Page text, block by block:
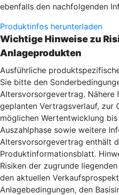
ebenfalls den nachfolgenden
Produktinfos herunterladen
Wichtige Hinweise zu
Anlageprodukten
Ausführliche
Sie bitte den
Altersvorsorgevertrag. Nähere
geplanten Vertragsverlauf, zur
möglichen Wertentwicklung
Auszahlphase sowie weitere
Altersvorsorgevertrag enthält
Produktinformationsblatt.
Risiken der zugrunde
den aktuellen
Anlagebedingungen, den